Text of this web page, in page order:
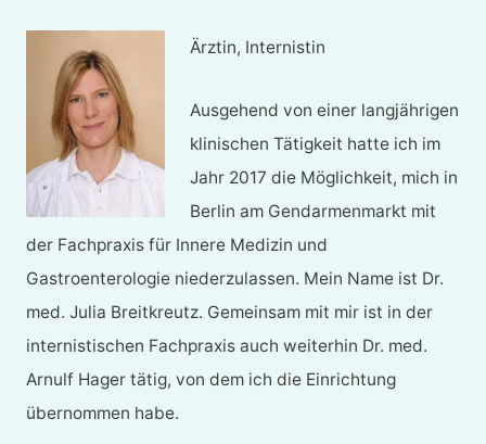
Ärztin, Internistin
Ausgehend von einer langjährigen
klinischen Tätigkeit hatte ich im
Jahr 2017 die Möglichkeit, mich in
Berlin am Gendarmenmarkt mit
der Fachpraxis für Innere Medizin und
Gastroenterologie niederzulassen. Mein Name ist Dr.
med. Julia Breitkreutz. Gemeinsam mit mir ist in der
internistischen Fachpraxis auch weiterhin Dr. med.
Arnulf Hager tätig, von dem ich die Einrichtung
übernommen habe.